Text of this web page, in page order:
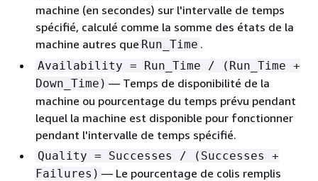
machine (en secondes) sur l'intervalle de temps
spécifié, calculé comme la somme des états de la
machine autres que Run_Time .
Availability = Run_Time / (Run_Time +
Down_Time) — Temps de disponibilité de la
machine ou pourcentage du temps prévu pendant
lequel la machine est disponible pour fonctionner
pendant l'intervalle de temps spécifié.
Quality = Successes / (Successes +
Failures) — Le pourcentage de colis remplis